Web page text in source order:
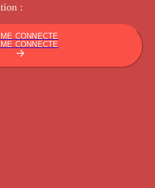
:
CONNECTE
CONNECTE